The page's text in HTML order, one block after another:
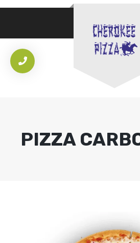
PIZZA